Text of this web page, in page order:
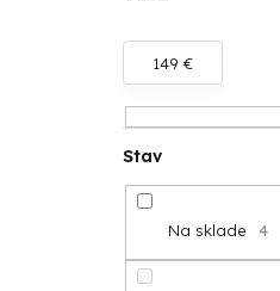
č
n
ý
p
a
n
149 €
Stav
Na sklade 4